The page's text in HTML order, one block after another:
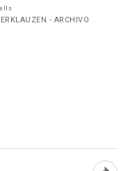
- ARCHIVO